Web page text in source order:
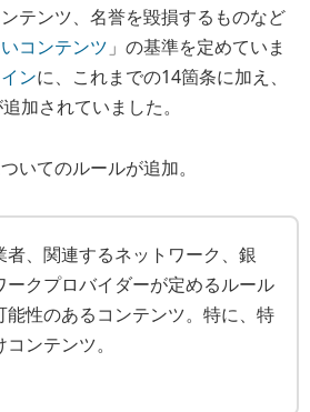
テンツ、名誉を毀損するものなど
コンテンツ 」の基準を定めていま
ンに、これまでの14箇条に加え、
加されていました。
いてのルールが追加。
、関連するネットワーク、銀
ークプロバイダーが定めるルール
能性のあるコンテンツ。特に、特
ンテンツ。